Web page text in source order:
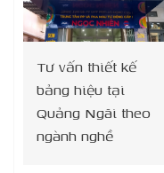
Tư vấn thiết kế
bảng hiệu tại
Quảng Ngãi theo
ngành nghề